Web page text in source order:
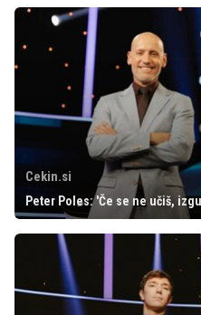
Cekin.si
Peter Poles: 'Če se ne učiš,